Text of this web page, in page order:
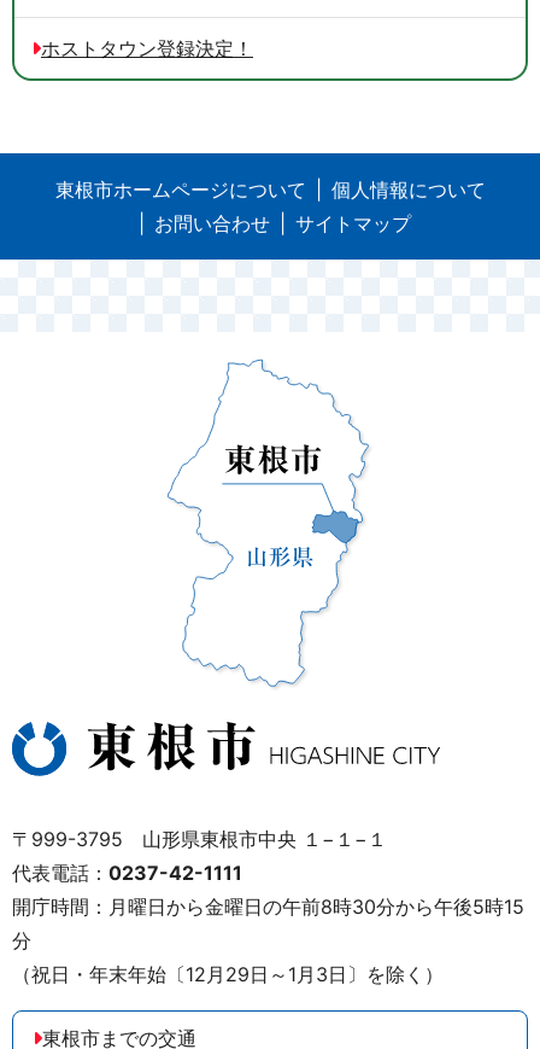
ホストタウン登録決定！
東根市ホームページについて
個人情報について
お問い合わせ
サイトマップ
〒999-3795 山形県東根市中央 １−１−１
代表電話： 0237-42-1111
開庁時間：月曜日から金曜日の午前8時30分から午後5時15
分
（祝日・年末年始〔12月29日～1月3日〕を除く）
東根市までの交通